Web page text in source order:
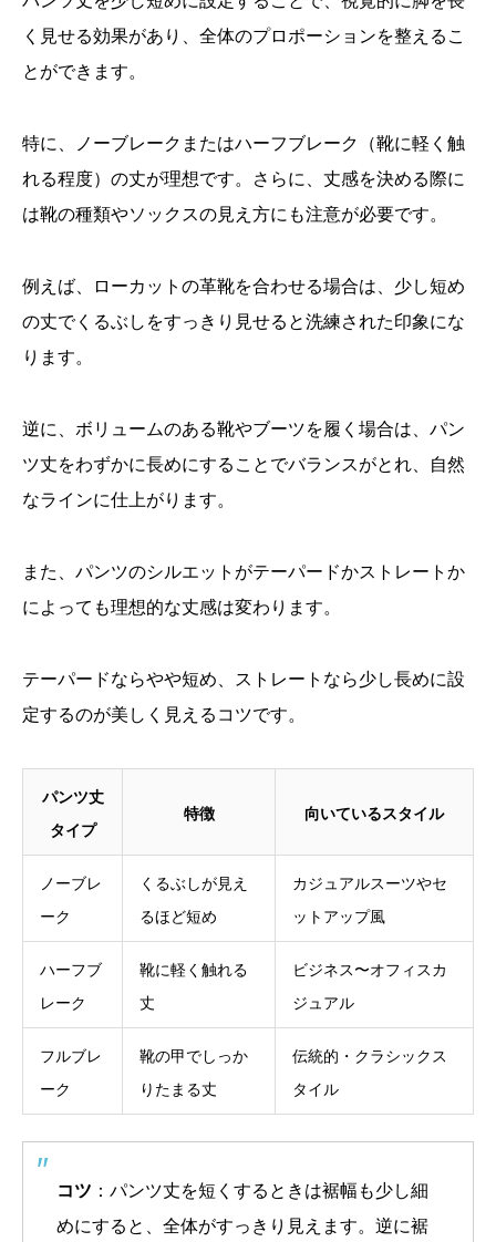
く見せる効果があり、全体のプロポーションを整えるこ
とができます。
特に、ノーブレークまたはハーフブレーク（靴に軽く触
れる程度）の丈が理想です。さらに、丈感を決める際に
は靴の種類やソックスの見え方にも注意が必要です。
例えば、ローカットの革靴を合わせる場合は、少し短め
の丈でくるぶしをすっきり見せると洗練された印象にな
ります。
逆に、ボリュームのある靴やブーツを履く場合は、パン
ツ丈をわずかに長めにすることでバランスがとれ、自然
なラインに仕上がります。
また、パンツのシルエットがテーパードかストレートか
によっても理想的な丈感は変わります。
テーパードならやや短め、ストレートなら少し長めに設
定するのが美しく見えるコツです。
パンツ丈
タイプ
特徴 向いているスタイル
ノーブレ
ーク
くるぶしが見え
るほど短め
カジュアルスーツやセ
ットアップ風
ハーフブ
レーク
靴に軽く触れる
丈
ビジネス〜オフィスカ
ジュアル
フルブレ
ーク
靴の甲でしっか
りたまる丈
伝統的・クラシックス
タイル
コツ ：パンツ丈を短くするときは裾幅も少し細
めにすると、全体がすっきり見えます。逆に裾